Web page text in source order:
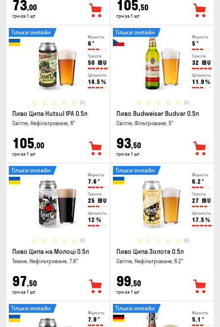
73,00
грн за 1 шт
105,50
грн за 1 шт
Міцність
6 °
Гіркота
50 IBU
Щільність
14.5 %
(0)
Тільки онлайн
Пиво Ципа Hutsul IPA 0.5л
Світле, Нефільтроване, 6°
105,00
грн за 1 шт
Міцність
5 °
Гіркота
32 IBU
Щільність
11.9 %
(0)
Тільки онлайн
Пиво Budweiser Budvar 0.5л
Світле, Фільтроване, 5°
93,50
грн за 1 шт
Міцність
7.6 °
Гіркота
25 IBU
Щільність
12 %
(0)
Тільки онлайн
Пиво Ципа на Молоці 0.5л
Темне, Нефільтроване, 7.6°
97,50
грн за 1 шт
Міцність
6.2 °
Гіркота
27 IBU
Щільність
17.5 %
(0)
Тільки онлайн
Пиво Ципа Золота 0.5л
Світле, Нефільтроване, 6.2°
99,50
грн за 1 шт
Міцність
7.9 °
Тільки онлайн
Міцність
5.1 °
Тільки онлайн